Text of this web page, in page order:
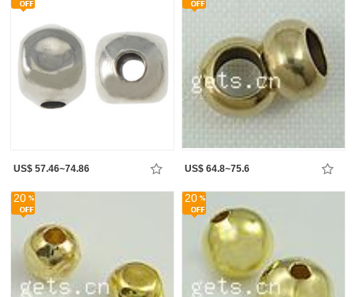
US$ 57.46~74.86 US$ 64.8~75.6
20 20